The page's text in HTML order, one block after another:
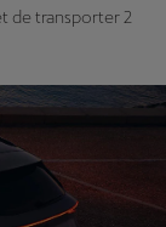
de transporter 2